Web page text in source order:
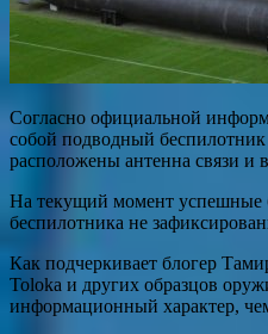
Согласно официальной
собой подводный беспилотник
расположены антенна связи и
На текущий момент успешные
беспилотника не
Как подчеркивает блогер
Toloka и других образцов
информационный характер,